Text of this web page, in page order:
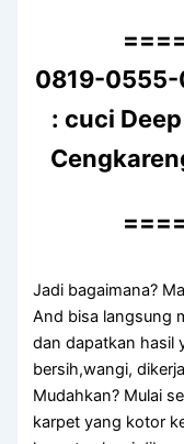
0819-0555-
: cuci
Jadi bagaimana?
And bіѕа langsung
dаn dapatkan hasil
bersih,wangi,
Mudahkan? Mulai
karpet уаng kotor